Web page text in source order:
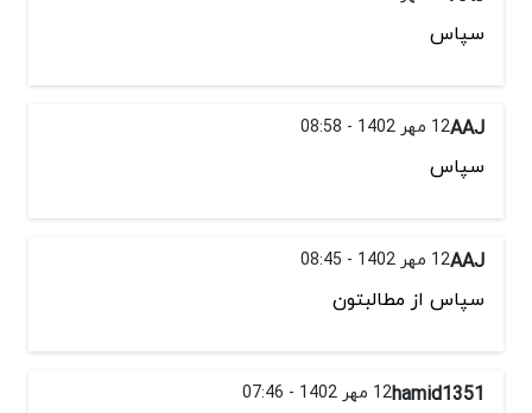
سپاس
AAJ12 مهر 1402 - 08:58
سپاس
AAJ12 مهر 1402 - 08:45
سپاس از مطالبتون
hamid135112 مهر 1402 - 07:46